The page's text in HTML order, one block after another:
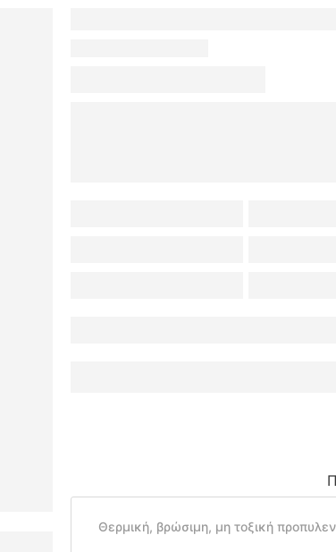
Θερμική, βρώσιμη, μη τοξική